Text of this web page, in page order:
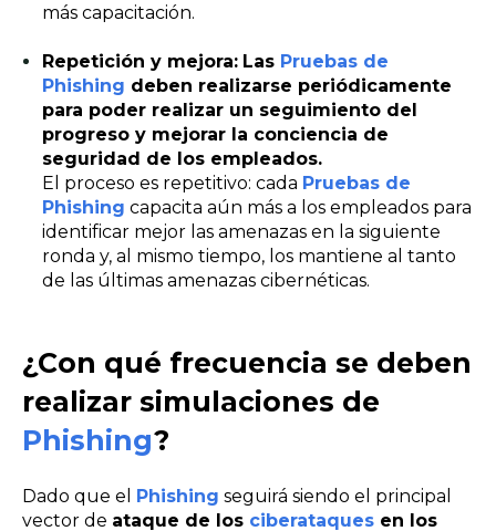
más capacitación.
Repetición y mejora: Las Pruebas de
Phishing deben realizarse periódicamente
para poder realizar un seguimiento del
progreso y mejorar la conciencia de
seguridad de los empleados.
El proceso es repetitivo: cada Pruebas de
Phishing capacita aún más a los empleados para
identificar mejor las amenazas en la siguiente
ronda y, al mismo tiempo, los mantiene al tanto
de las últimas amenazas cibernéticas.
¿Con qué frecuencia se deben
realizar simulaciones de
Phishing?
Dado que el Phishing seguirá siendo el principal
vector de ataque de los ciberataques en los